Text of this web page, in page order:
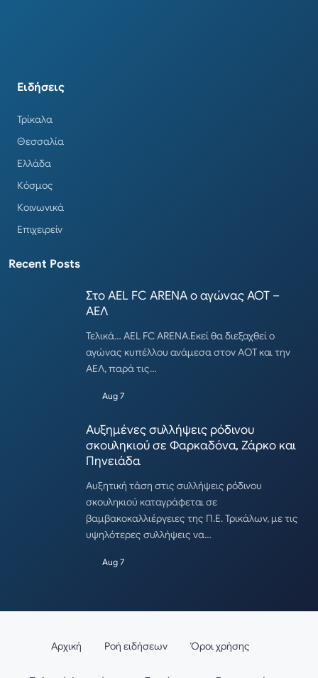
Ειδήσεις
Τρίκαλα
Θεσσαλία
Ελλάδα
Κόσμος
Κοινωνικά
Επιχειρείν
Recent Posts
Στο AEL FC ARENA ο αγώνας ΑΟΤ –
ΑΕΛ
Τελικά… AEL FC ARENA.Εκεί θα διεξαχθεί ο
αγώνας κυπέλλου ανάμεσα στον ΑΟΤ και την
ΑΕΛ, παρά τις…
Aug 7
Αυξημένες συλλήψεις ρόδινου
σκουληκιού σε Φαρκαδόνα, Ζάρκο και
Πηνειάδα
Αυξητική τάση στις συλλήψεις ρόδινου
σκουληκιού καταγράφεται σε
βαμβακοκαλλιέργειες της Π.Ε. Τρικάλων, με τις
υψηλότερες συλλήψεις να…
Aug 7
Αρχική Ροή ειδήσεων Όροι χρήσης